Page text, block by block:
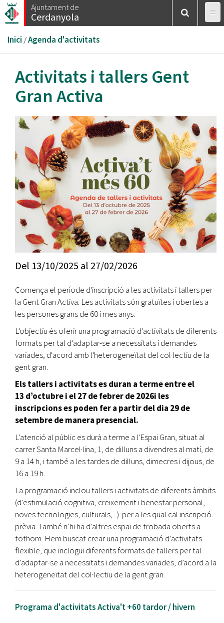
Vés
al
Ajuntament de
Cerdanyola
Esteu
aquí
Inici /Agenda d'activitats
Activitats i tallers Gent
Gran Activa
Del 13/10/2025 al 27/02/2026
Comença el període d'inscripció a les activitats i tallers per
la Gent Gran Activa. Les activitats són gratuïtes i obertes a
les persones grans de 60 i mes anys.
L'objectiu és oferir una programació d'activitats de diferents
formats per tal d'adaptar-se a necessitats i demandes
variades, d'acord amb l'heterogeneïtat del col·lectiu de la
gent gran.
Els tallers i activitats es duran a terme entre el
13 d’octubre i el 27 de febrer de 2026i les
inscripcions es poden fer a partir del dia 29 de
setembre de manera presencial.
L’atenció al públic es durà a terme a l'Espai Gran, situat al
carrer Santa Marcel·lina, 1, de dilluns a divendres al matí, de
9 a 14 h, i també a les tardes de dilluns, dimecres i dijous, de
16 a 19 h.
La programació inclou tallers i activitats de diferents àmbits
(d’estimulació cognitiva, creixement i benestar personal,
noves tecnologies, culturals,...) per a les qual cal inscripció
prèvia. També n’hi ha d’altres espai de trobada oberts a
tothom. Hem buscat crear una programació d’activitats
flexible, que inclogui diferents formats de tallers per tal
d’adaptar-se a necessitats i demandes variades, d’acord a la
heterogeneïtat del col·lectiu de la gent gran.
Programa d'activitats Activa't +60 tardor / hivern